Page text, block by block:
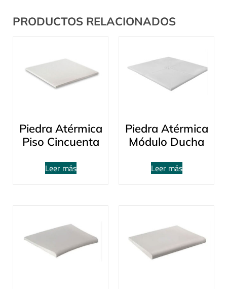
PRODUCTOS RELACIONADOS
Piedra Atérmica
Piso Cincuenta
Leer más
Piedra Atérmica
Módulo Ducha
Leer más